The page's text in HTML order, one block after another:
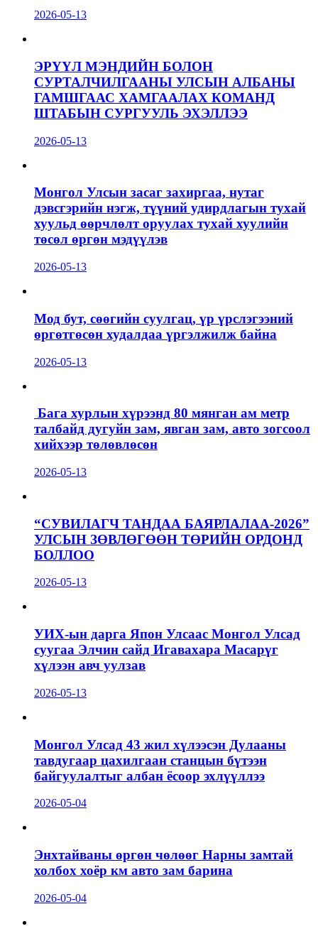
2026-05-13
ЭРҮҮЛ МЭНДИЙН БОЛОН
СУРТАЛЧИЛГААНЫ УЛСЫН АЛБАНЫ
ГАМШГААС ХАМГААЛАХ КОМАНД
ШТАБЫН СУРГУУЛЬ ЭХЭЛЛЭЭ
2026-05-13
Монгол Улсын засаг захиргаа, нутаг
дэвсгэрийн нэгж, түүний удирдлагын тухай
хуульд өөрчлөлт оруулах тухай хуулийн
төсөл өргөн мэдүүлэв
2026-05-13
Мод бут, сөөгийн суулгац, үр үрслэгээний
өргөтгөсөн худалдаа үргэлжилж байна
2026-05-13
Бага хурлын хүрээнд 80 мянган ам метр
талбайд дугуйн зам, явган зам, авто зогсоол
хийхээр төлөвлөсөн
2026-05-13
“СУВИЛАГЧ ТАНДАА БАЯРЛАЛАА-2026”
УЛСЫН ЗӨВЛӨГӨӨН ТӨРИЙН ОРДОНД
БОЛЛОО
2026-05-13
УИХ-ын дарга Япон Улсаас Монгол Улсад
суугаа Элчин сайд Игавахара Масарүг
хүлээн авч уулзав
2026-05-13
Монгол Улсад 43 жил хүлээсэн Дулааны
тавдугаар цахилгаан станцын бүтээн
байгуулалтыг албан ёсоор эхлүүллээ
2026-05-04
Энхтайваны өргөн чөлөөг Нарны замтай
холбох хоёр км авто зам барина
2026-05-04